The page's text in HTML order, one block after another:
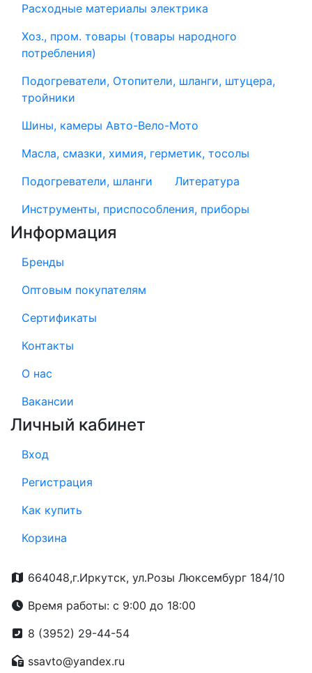
Расходные материалы электрика
Хоз., пром. товары (товары народного
потребления)
Подогреватели, Отопители, шланги, штуцера,
тройники
Шины, камеры Авто-Вело-Мото
Масла, смазки, химия, герметик, тосолы
Подогреватели, шланги
Литература
Инструменты, приспособления, приборы
Информация
Бренды
Оптовым покупателям
Сертификаты
Контакты
О нас
Вакансии
Личный кабинет
Вход
Регистрация
Как купить
Корзина
664048,г.Иркутск, ул.Розы Люксембург 184/10
Время работы: с 9:00 до 18:00
8 (3952) 29-44-54
ssavto@yandex.ru